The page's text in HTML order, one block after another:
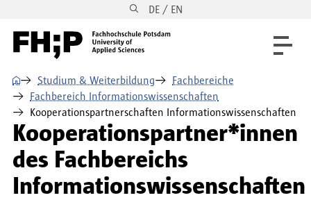
Direkt zur Hauptnavigation DE / EN
⌂ Studium & Weiterbildung
Fachbereiche
Fachbereich Informationswissenschaften
Kooperationspartnerschaften Informationswissenschaften
Kooperationspartner*innen
des Fachbereichs
Informationswissenschaften